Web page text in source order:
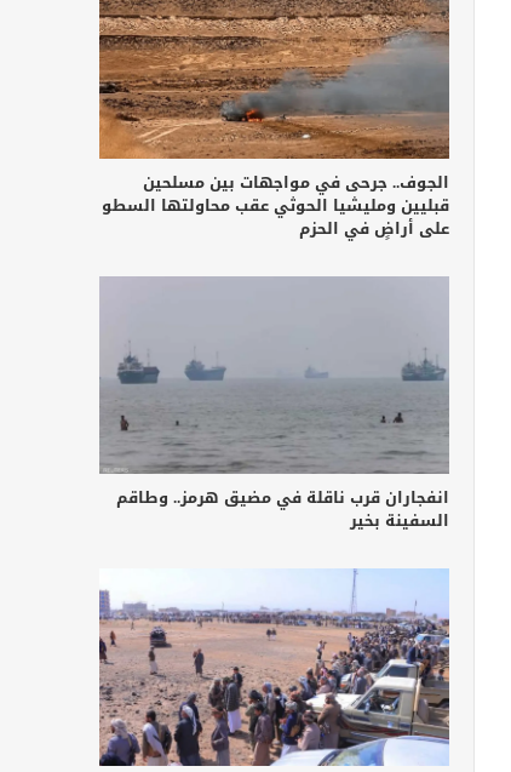
الجوف.. جرحى في مواجهات بين مسلحين
قبليين ومليشيا الحوثي عقب محاولتها السطو
على أراضٍ في الحزم
انفجاران قرب ناقلة في مضيق هرمز.. وطاقم
السفينة بخير